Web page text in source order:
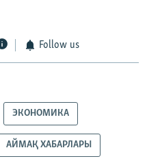
Follow us
ЭКОНОМИКА
АЙМАҚ ХАБАРЛАРЫ